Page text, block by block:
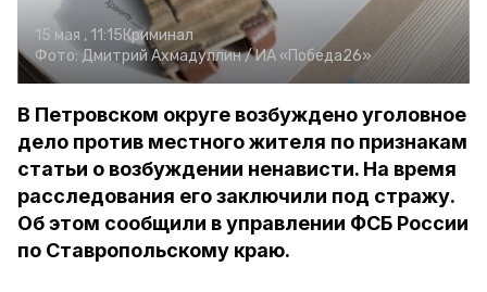
15 мая , 11:15Криминал
Фото: Дмитрий Ахмадуллин /ИА «Победа26»
В Петровском округе возбуждено уголовное
дело против местного жителя по признакам
статьи о возбуждении ненависти. На время
расследования его заключили под стражу.
Об этом сообщили в управлении ФСБ России
по Ставропольскому краю.